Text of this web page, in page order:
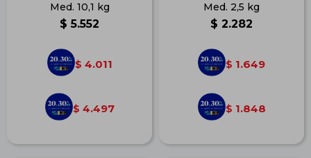
Med. 10,1 kg
$ 5.552
$ 4.011
$ 4.497
Med. 2,5 kg
$ 2.282
$ 1.649
$ 1.848